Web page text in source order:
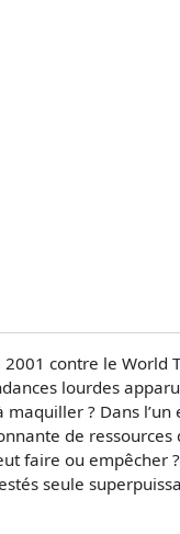
contre le World
lourdes
? Dans l’un
de ressources
faire ou empêcher
seule